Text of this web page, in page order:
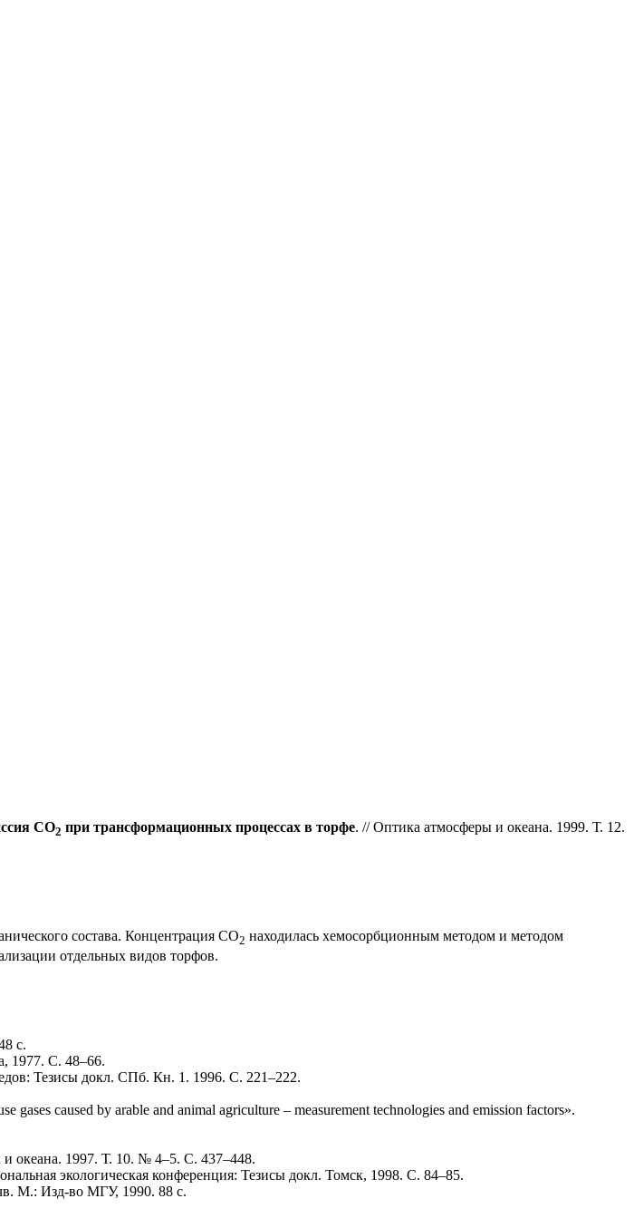
CO2 при трансформационных процессах в торфе. // Оптика атмосферы и океана. 1999. Т. 12.
состава. Концентрация CO2 находилась хемосорбционным методом и методом
отдельных видов торфов.
с.
1977. С. 48–66.
Тезисы докл. СПб. Кн. 1. 1996. С. 221–222.
gases caused by arable and animal agriculture – measurement technologies and emission factors».
океана. 1997. Т. 10. № 4–5. С. 437–448.
экологическая конференция: Тезисы докл. Томск, 1998. С. 84–85.
М.: Изд-во МГУ, 1990. 88 с.